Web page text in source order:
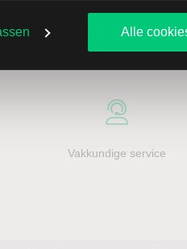
Alle
beleggen
Vakkundige service